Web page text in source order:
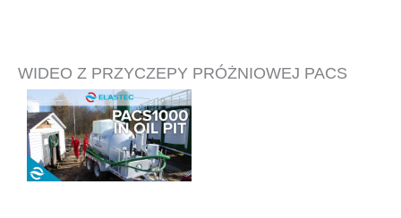
WIDEO Z PRZYCZEPY PRÓŻNIOWEJ PACS